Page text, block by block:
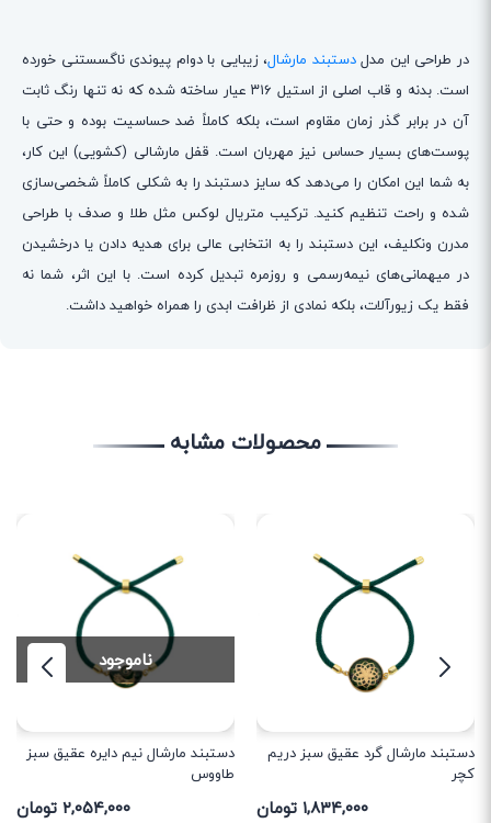
در طراحی این مدلدستبند مارشال، زیبایی با دوام پیوندی ناگسستنی خورده
است. بدنه و قاب اصلی از استیل ۳۱۶ عیار ساخته شده که نه تنها رنگ ثابت
آن در برابر گذر زمان مقاوم است، بلکه کاملاً ضد حساسیت بوده و حتی با
پوست‌های بسیار حساس نیز مهربان است. قفل مارشالی (کشویی) این کار،
به شما این امکان را می‌دهد که سایز دستبند را به شکلی کاملاً شخصی‌سازی
شده و راحت تنظیم کنید. ترکیب متریال لوکس مثل طلا و صدف با طراحی
مدرن ونکلیف، این دستبند را به انتخابی عالی برای هدیه دادن یا درخشیدن
در میهمانی‌های نیمه‌رسمی و روزمره تبدیل کرده است. با این اثر، شما نه
فقط یک زیورآلات، بلکه نمادی از ظرافت ابدی را همراه خواهید داشت.
محصولات مشابه
دستبند مارشال نیم دایره عقیق سبز
۲,۰۵۴,۰۰۰ تومان
ناموجود
دستبند مارشال نیم دایره عقیق سبز
طاووس (طرح 2)
۲,۰۵۴,۰۰۰ تومان